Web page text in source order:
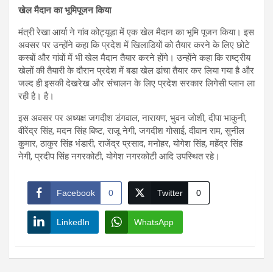
खेल मैदान का भूमिपूजन किया
मंत्री रेखा आर्या ने गांव कोट्यूडा में एक खेल मैदान का भूमि पूजन किया। इस
अवसर पर उन्होंने कहा कि प्रदेश में खिलाडियों को तैयार करने के लिए छोटे
कस्बों और गांवों में भी खेल मैदान तैयार करने होंगे। उन्होंने कहा कि राष्ट्रीय
खेलों की तैयारी के दौरान प्रदेश में बडा खेल ढांचा तैयार कर लिया गया है और
जल्द ही इसकी देखरेख और संचालन के लिए प्रदेश सरकार लिगेसी प्लान ला
रही है। है।
इस अवसर पर अध्यक्ष जगदीश डंगवाल, नारायण, भुवन जोशी, दीपा भाकुनी,
वीरेंद्र सिंह, मदन सिंह बिष्ट, राजू नेगी, जगदीश गोसाई, दीवान राम, सुनील
कुमार, ठाकुर सिंह भंडारी, राजेंद्र प्रसाद, मनोहर, योगेश सिंह, महेंद्र सिंह
नेगी, प्रदीप सिंह नगरकोटी, योगेश नगरकोटी आदि उपस्थित रहे।
Facebook 0 Twitter 0
LinkedIn WhatsApp